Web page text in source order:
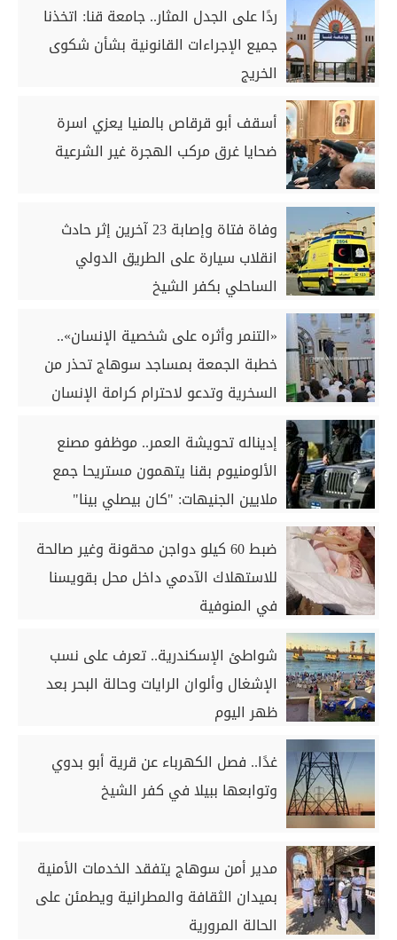
ردًا على الجدل المثار.. جامعة قنا: اتخذنا
جميع الإجراءات القانونية بشأن شكوى
الخريج
أسقف أبو قرقاص بالمنيا يعزي اسرة
ضحايا غرق مركب الهجرة غير الشرعية
وفاة فتاة وإصابة 23 آخرين إثر حادث
انقلاب سيارة على الطريق الدولي
الساحلي بكفر الشيخ
«التنمر وأثره على شخصية الإنسان»..
خطبة الجمعة بمساجد سوهاج تحذر من
السخرية وتدعو لاحترام كرامة الإنسان
إديناله تحويشة العمر.. موظفو مصنع
الألومنيوم بقنا يتهمون مستريحا جمع
ملايين الجنيهات: "كان بيصلي بينا"
ضبط 60 كيلو دواجن محقونة وغير صالحة
للاستهلاك الآدمي داخل محل بقويسنا
في المنوفية
شواطئ الإسكندرية.. تعرف على نسب
الإشغال وألوان الرايات وحالة البحر بعد
ظهر اليوم
غدًا.. فصل الكهرباء عن قرية أبو بدوي
وتوابعها ببيلا في كفر الشيخ
مدير أمن سوهاج يتفقد الخدمات الأمنية
بميدان الثقافة والمطرانية ويطمئن على
الحالة المرورية